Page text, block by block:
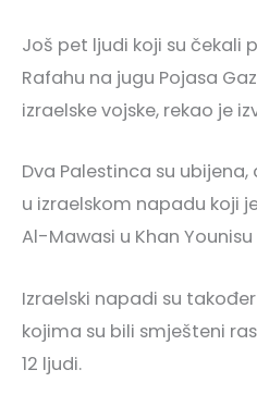
Još pet ljudi koji su čekali
Rafahu na jugu Pojasa
izraelske vojske, rekao je
Dva Palestinca su
u izraelskom napadu koji
Al-Mawasi u Khan
Izraelski napadi su
kojima su bili smješteni
12 ljudi.